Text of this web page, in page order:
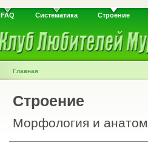
FAQ Систематика Строение
Главная
Строение
Морфология и